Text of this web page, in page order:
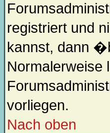
registriert und
kannst, dann
Normalerweise
vorliegen.
Nach oben